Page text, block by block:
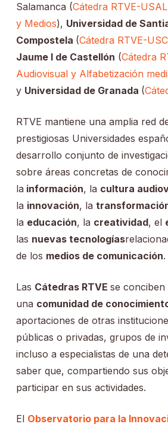
Salamanca (Cátedra RTVE-
y Medios), Universidad de
Compostela (Cátedra RTVE-USC
Jaume I de Castellón (Cátedra
Audiovisual y Alfabetización
y Universidad de Granada (
RTVE mantiene una amplia red
prestigiosas Universidades
desarrollo conjunto de
sobre áreas concretas de
la información, la cultura
la innovación, la
la educación, la creatividad, el
las nuevas tecnologías
de los medios de comunicación.
Las Cátedras RTVE se conciben
una comunidad de
aportaciones de otras
públicas o privadas, grupos de
incluso a especialistas de una
saber que, compartiendo sus
participar en sus actividades.
El Observatorio para la